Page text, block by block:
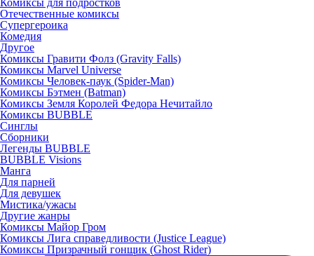
Отечественные комиксы
Супергероика
Комедия
Другое
Комиксы Гравити Фолз (Gravity Falls)
Комиксы Marvel Universe
Комиксы Человек-паук (Spider-Man)
Комиксы Бэтмен (Batman)
Комиксы Земля Королей Федора Нечитайло
Комиксы BUBBLE
Синглы
Сборники
Легенды BUBBLE
BUBBLE Visions
Манга
Для парней
Для девушек
Мистика/ужасы
Другие жанры
Комиксы Майор Гром
Комиксы Лига справедливости (Justice League)
Комиксы Призрачный гонщик (Ghost Rider)